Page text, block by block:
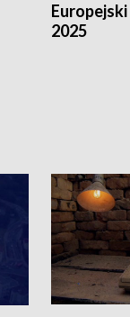
2025